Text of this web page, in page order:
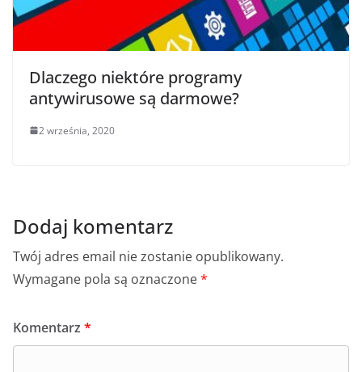
Dlaczego niektóre programy
antywirusowe są darmowe?
2 września, 2020
Dodaj komentarz
Twój adres email nie zostanie opublikowany.
Wymagane pola są oznaczone*
Komentarz *